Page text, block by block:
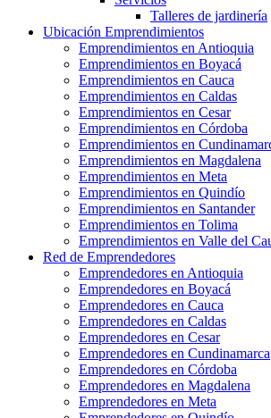
Talleres de jardinería
Ubicación Emprendimientos
Emprendimientos en Antioquia
Emprendimientos en Boyacá
Emprendimientos en Cauca
Emprendimientos en Caldas
Emprendimientos en Cesar
Emprendimientos en Córdoba
Emprendimientos en
Emprendimientos en Magdalena
Emprendimientos en Meta
Emprendimientos en Quindío
Emprendimientos en Santander
Emprendimientos en Tolima
Emprendimientos en Valle del
Red de Emprendedores
Emprendedores en Antioquia
Emprendedores en Boyacá
Emprendedores en Cauca
Emprendedores en Caldas
Emprendedores en Cesar
Emprendedores en Cundinamarca
Emprendedores en Córdoba
Emprendedores en Magdalena
Emprendedores en Meta